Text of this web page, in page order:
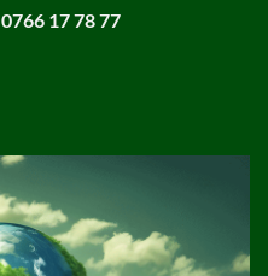
0766 17 78 77